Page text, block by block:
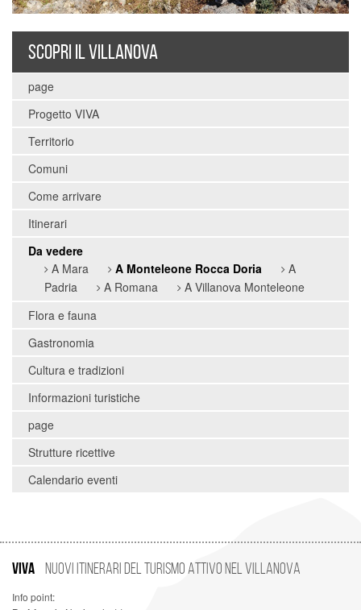
SCOPRI IL VILLANOVA
page
Progetto VIVA
Territorio
Comuni
Come arrivare
Itinerari
Da vedere
A Mara
A Monteleone Rocca Doria
A
Padria
A Romana
A Villanova Monteleone
Flora e fauna
Gastronomia
Cultura e tradizioni
Informazioni turistiche
page
Strutture ricettive
Calendario eventi
VIVA Nuovi Itinerari del Turismo Attivo nel Villanova
Info point: